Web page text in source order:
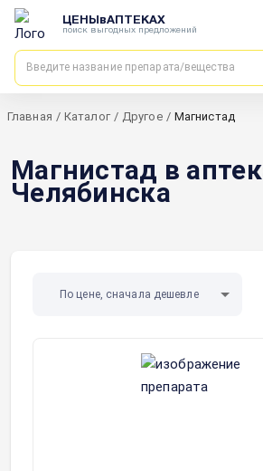
ЦЕНЫвАПТЕКАХ
поиск выгодных предложений
Главная / Каталог / Другое / Магнистад
Магнистад в
Челябинска
По цене, сначала дешевле